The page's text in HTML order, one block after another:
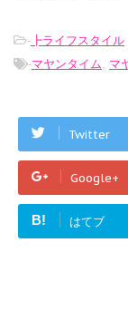
- ┣ライフスタイル
-マヤンタイム, マ
Twitter
Google+
B! はてブ